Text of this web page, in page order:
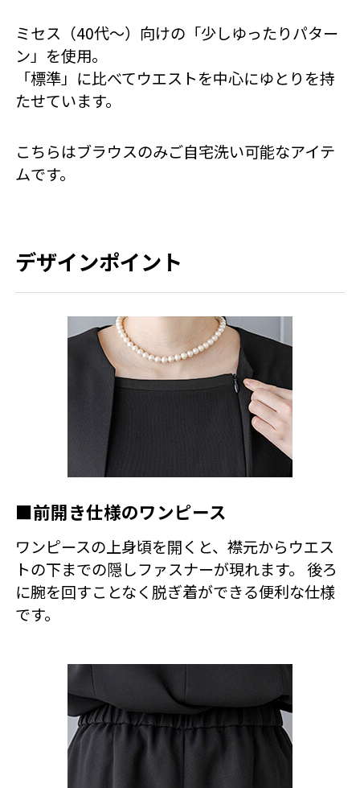
ミセス（40代～）向けの「少しゆったりパター
ン」を使用。
「標準」に比べてウエストを中心にゆとりを持
たせています。
こちらはブラウスのみご自宅洗い可能なアイテ
ムです。
デザインポイント
■前開き仕様のワンピース
ワンピースの上身頃を開くと、襟元からウエス
トの下までの隠しファスナーが現れます。 後ろ
に腕を回すことなく脱ぎ着ができる便利な仕様
です。